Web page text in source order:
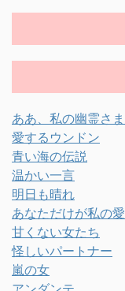
ああ、私の幽霊さま
愛するウンドン
青い海の伝説
温かい一言
明日も晴れ
あなただけが私の愛
甘くない女たち
怪しいパートナー
嵐の女